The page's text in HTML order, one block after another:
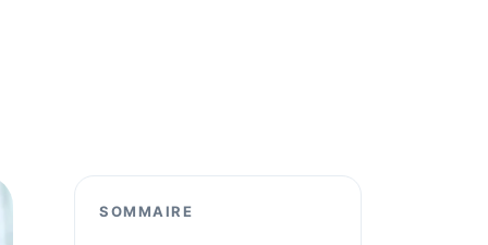
SOMMAIRE